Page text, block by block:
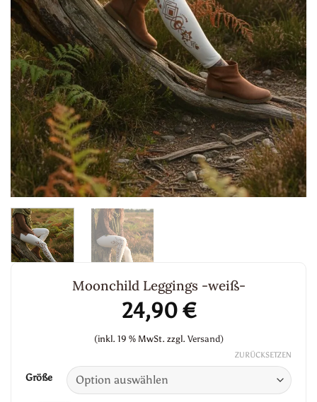
Moonchild Leggings -weiß-
24,90€
(inkl. 19 % MwSt. zzgl. Versand)
Größe
ZURÜCKSETZEN